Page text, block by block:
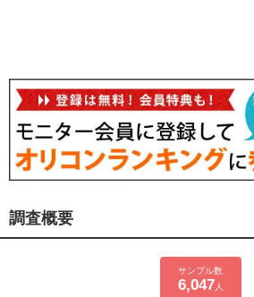
調査概要
サンプル数
6,047 人